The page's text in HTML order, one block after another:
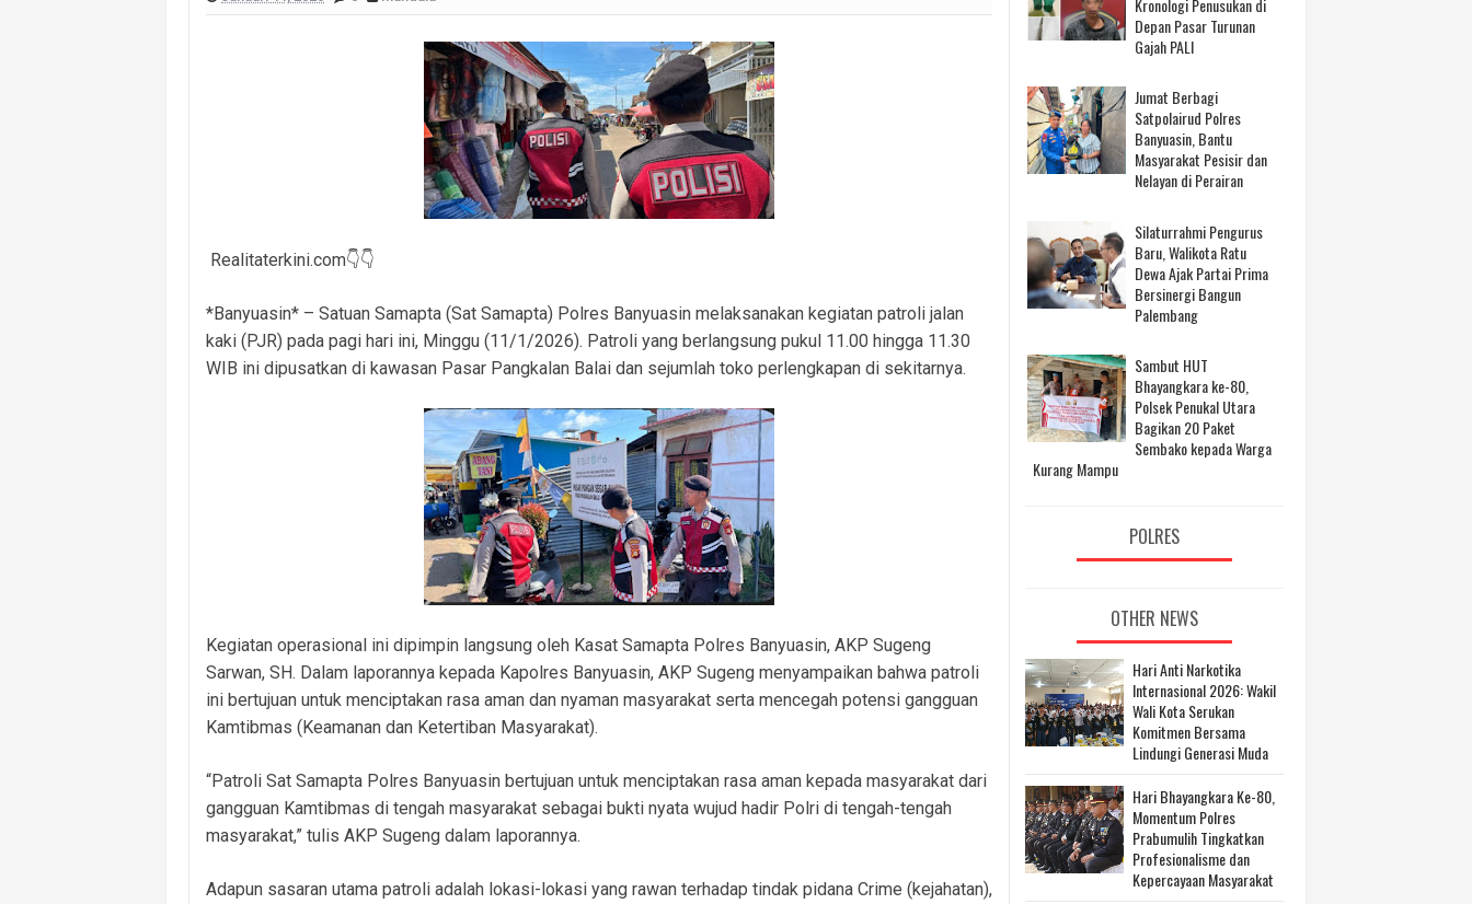
Cegah Kejahatan 3C dan Kecelakaan, Satlantas Polres PALI Gelar Patroli Subuh di Kawasan Masjid Syuhada
Cegah Kejahatan Malam Hari, Polsek Penukal Utara Intensifkan Patroli KRYD Sasar Potensi Gangguan Kamtibmas
Polsek Banyuasin II Berhasil Ungkap Pencurian Perangkat BTS di Banyuasin II, Tiga Terduga Pelaku Diamankan
Polres PALI Amankan Terduga Pengedar Ekstasi di Abab, Barang Bukti Disembunyikan di Panci Presto
Keributan Berujung Maut, Polisi Ungkap Kronologi Penusukan di Depan Pasar Turunan Gajah PALI
Realitaterkini.com👇👇
*Banyuasin* – Satuan Samapta (Sat Samapta) Polres Banyuasin melaksanakan kegiatan patroli jalan
kaki (PJR) pada pagi hari ini, Minggu (11/1/2026). Patroli yang berlangsung pukul 11.00 hingga 11.30
WIB ini dipusatkan di kawasan Pasar Pangkalan Balai dan sejumlah toko perlengkapan di sekitarnya.
Kegiatan operasional ini dipimpin langsung oleh Kasat Samapta Polres Banyuasin, AKP Sugeng
Sarwan, SH. Dalam laporannya kepada Kapolres Banyuasin, AKP Sugeng menyampaikan bahwa patroli
ini bertujuan untuk menciptakan rasa aman dan nyaman masyarakat serta mencegah potensi gangguan
Kamtibmas (Keamanan dan Ketertiban Masyarakat).
“Patroli Sat Samapta Polres Banyuasin bertujuan untuk menciptakan rasa aman kepada masyarakat dari
gangguan Kamtibmas di tengah masyarakat sebagai bukti nyata wujud hadir Polri di tengah-tengah
masyarakat,” tulis AKP Sugeng dalam laporannya.
Adapun sasaran utama patroli adalah lokasi-lokasi yang rawan terhadap tindak pidana Crime (kejahatan),
Kronologi Penusukan di
Depan Pasar Turunan
Gajah PALI
Jumat Berbagi
Satpolairud Polres
Banyuasin, Bantu
Masyarakat Pesisir dan
Nelayan di Perairan
Silaturrahmi Pengurus
Baru, Walikota Ratu
Dewa Ajak Partai Prima
Bersinergi Bangun
Palembang
Sambut HUT
Bhayangkara ke-80,
Polsek Penukal Utara
Bagikan 20 Paket
Sembako kepada Warga
Kurang Mampu
POLRES
OTHER NEWS
Hari Anti Narkotika
Internasional 2026: Wakil
Wali Kota Serukan
Komitmen Bersama
Lindungi Generasi Muda
Hari Bhayangkara Ke-80,
Momentum Polres
Prabumulih Tingkatkan
Profesionalisme dan
Kepercayaan Masyarakat